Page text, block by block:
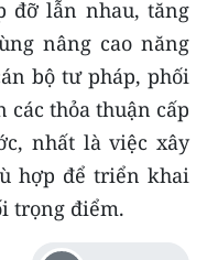
đỡ lẫn nhau, tăng
nâng cao năng
bộ tư pháp, phối
các thỏa thuận cấp
nhất là việc xây
hợp để triển khai
trọng điểm.